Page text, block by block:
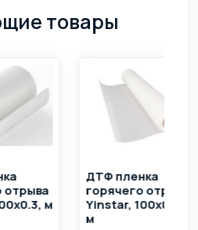
товары
ДТФ пленка
горячего отрыва
Yinstar, 100х0.6,